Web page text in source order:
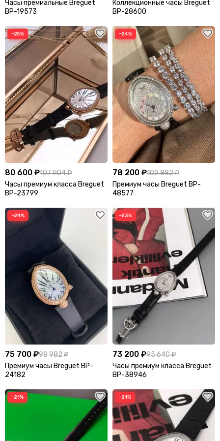
E
Eleven
Emiliano Zapata
Ermanno Scervino
Essentials
Etro
Fabiano Filippi
Fear of God
Fendi
Franck Muller
Frank Bernhard
G
Gallery Dept
Gentle Monster
Gianvito Rossi
Gilda Pearl
Golden Goose
Goyard
Gucci
Harmont & Blaine
Heritage
Hermes
Heron Preston
Hublot
I
Jacquemus
Jaeger-LeCoultre
Jimmy Choo
John Dalia
Часы премиальные Breguet
BP-19573
Коллекционные часы Breguet
BP-28600
−25%
80 600 ₽107 904 ₽
Часы премиум класса Breguet
BP-23799
−24%
78 200 ₽102 882 ₽
Премиум часы Breguet BP-
48577
−24%
75 700 ₽98 982 ₽
Премиум часы Breguet BP-
24182
−23%
73 200 ₽95 640 ₽
Часы премиум класса Breguet
BP-38946
−21% −21%